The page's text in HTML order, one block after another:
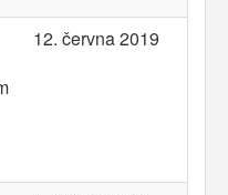
12. června 2019